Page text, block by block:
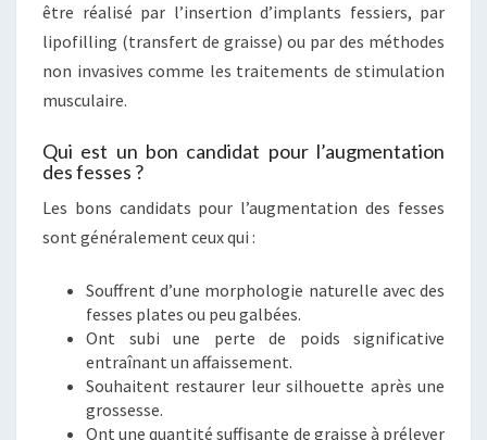
être réalisé par l’insertion d’implants fessiers, par
lipofilling (transfert de graisse) ou par des méthodes
non invasives comme les traitements de stimulation
musculaire.
Qui est un bon candidat pour l’augmentation
des fesses ?
Les bons candidats pour l’augmentation des fesses
sont généralement ceux qui :
Souffrent d’une morphologie naturelle avec des
fesses plates ou peu galbées.
Ont subi une perte de poids significative
entraînant un affaissement.
Souhaitent restaurer leur silhouette après une
grossesse.
Ont une quantité suffisante de graisse à prélever